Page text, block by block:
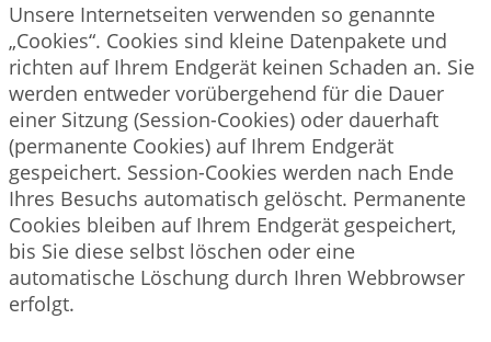
Unsere Internetseiten verwenden so genannte
„Cookies“. Cookies sind kleine Datenpakete und
richten auf Ihrem Endgerät keinen Schaden an. Sie
werden entweder vorübergehend für die Dauer
einer Sitzung (Session-Cookies) oder dauerhaft
(permanente Cookies) auf Ihrem Endgerät
gespeichert. Session-Cookies werden nach Ende
Ihres Besuchs automatisch gelöscht. Permanente
Cookies bleiben auf Ihrem Endgerät gespeichert,
bis Sie diese selbst löschen oder eine
automatische Löschung durch Ihren Webbrowser
erfolgt.